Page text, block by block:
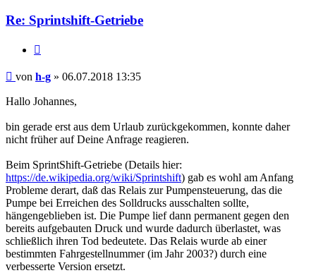
Re: Sprintshift-Getriebe
Beitrag
von h-g » 06.07.2018 13:35
Hallo Johannes,
bin gerade erst aus dem Urlaub zurückgekommen, konnte daher
nicht früher auf Deine Anfrage reagieren.
Beim SprintShift-Getriebe (Details hier:
https://de.wikipedia.org/wiki/Sprintshift) gab es wohl am Anfang
Probleme derart, daß das Relais zur Pumpensteuerung, das die
Pumpe bei Erreichen des Solldrucks ausschalten sollte,
hängengeblieben ist. Die Pumpe lief dann permanent gegen den
bereits aufgebauten Druck und wurde dadurch überlastet, was
schließlich ihren Tod bedeutete. Das Relais wurde ab einer
bestimmten Fahrgestellnummer (im Jahr 2003?) durch eine
verbesserte Version ersetzt.